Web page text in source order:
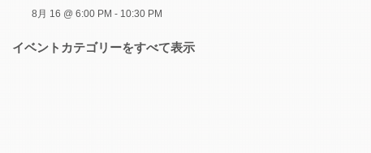
8月 16 @ 6:00 PM - 10:30 PM
イベントカテゴリーをすべて表示